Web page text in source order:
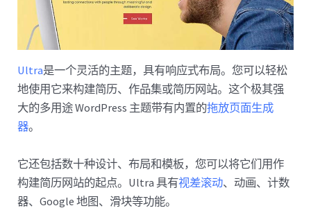
Ultra是一个灵活的主题，具有响应式布局。您可以轻松
地使用它来构建简历、作品集或简历网站。这个极其强
大的多用途 WordPress 主题带有内置的拖放页面生成
器。
它还包括数十种设计、布局和模板，您可以将它们用作
构建简历网站的起点。Ultra 具有视差滚动、动画、计数
器、Google 地图、滑块等功能。